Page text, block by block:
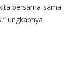
bersama-sama
ungkapnya